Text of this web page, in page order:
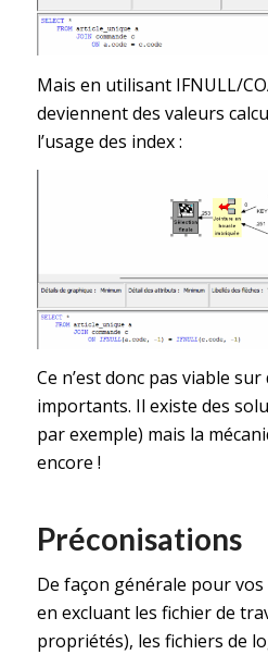
Mais en utilisant IFNULL/
deviennent des valeurs
l’usage des index :
Ce n’est donc pas viable
importants. Il existe des
par exemple) mais la
encore !
Préconisations
De façon générale pour
en excluant les fichier de
propriétés), les fichiers de